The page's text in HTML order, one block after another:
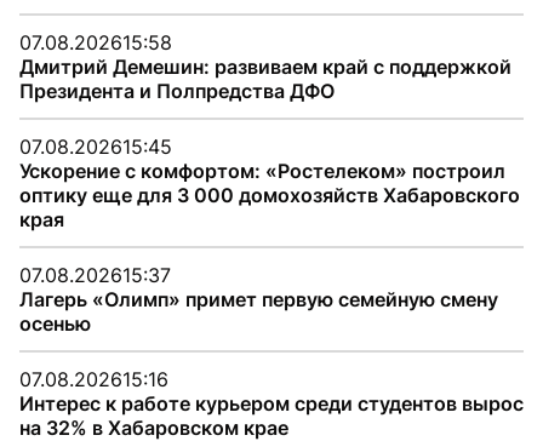
07.08.202615:58
Дмитрий Демешин: развиваем край с поддержкой
Президента и Полпредства ДФО
07.08.202615:45
Ускорение с комфортом: «Ростелеком» построил
оптику еще для 3 000 домохозяйств Хабаровского
края
07.08.202615:37
Лагерь «Олимп» примет первую семейную смену
осенью
07.08.202615:16
Интерес к работе курьером среди студентов вырос
на 32% в Хабаровском крае